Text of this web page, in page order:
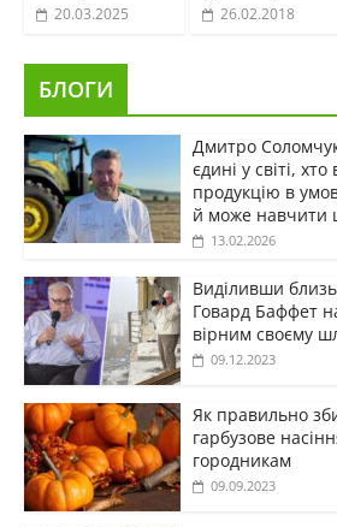
20.03.2025 26.02.2018
БЛОГИ
Дмитро
єдині у світі,
продукцію в
й може навчити
13.02.2026
Виділивши
Говард Баффет
вірним своєму
09.12.2023
Як правильно
гарбузове
городникам
09.09.2023